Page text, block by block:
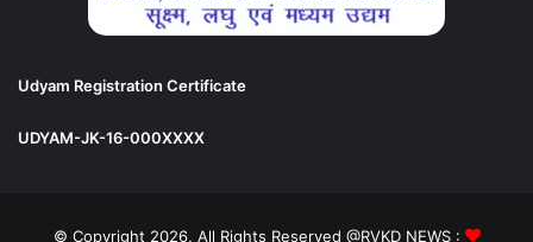
Udyam Registration Certificate
UDYAM-JK-16-000XXXX
© Copyright 2026, All Rights Reserved @RVKD NEWS :